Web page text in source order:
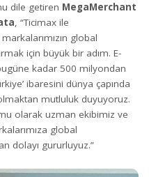
dile getiren MegaMerchant
, “Ticimax ile
global
için büyük bir adım. E-
kadar 500 milyondan
ibaresini dünya çapında
mutluluk duyuyoruz.
olarak uzman ekibimiz ve
global
dolayı gururluyuz.”